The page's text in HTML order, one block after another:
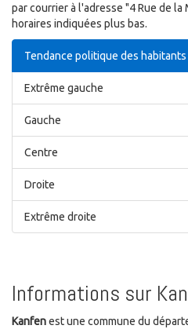
par courrier à l'adresse "4 Rue de la
horaires indiquées plus bas.
Tendance politique des
Extrême gauche
Gauche
Centre
Droite
Extrême droite
Informations sur
Kanfenest une commune du